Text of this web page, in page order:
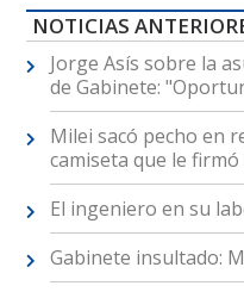
NOTICIAS
Jorge Asís sobre la
de Gabinete:
Milei sacó pecho en
camiseta que le firmó
El ingeniero en su
Gabinete insultado: